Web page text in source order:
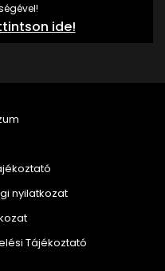
ide!
nyilatkozat
Tájékoztató